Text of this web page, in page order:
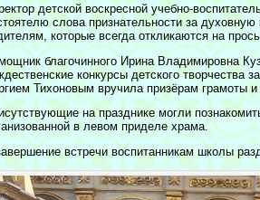
детской воскресной учебно-
слова признательности за
которые всегда откликаются на
благочинного Ирина Владимировна
конкурсы детского творчества
Тихоновым вручила призёрам грамоты и
на празднике могли
в левом приделе храма.
встречи воспитанникам школы